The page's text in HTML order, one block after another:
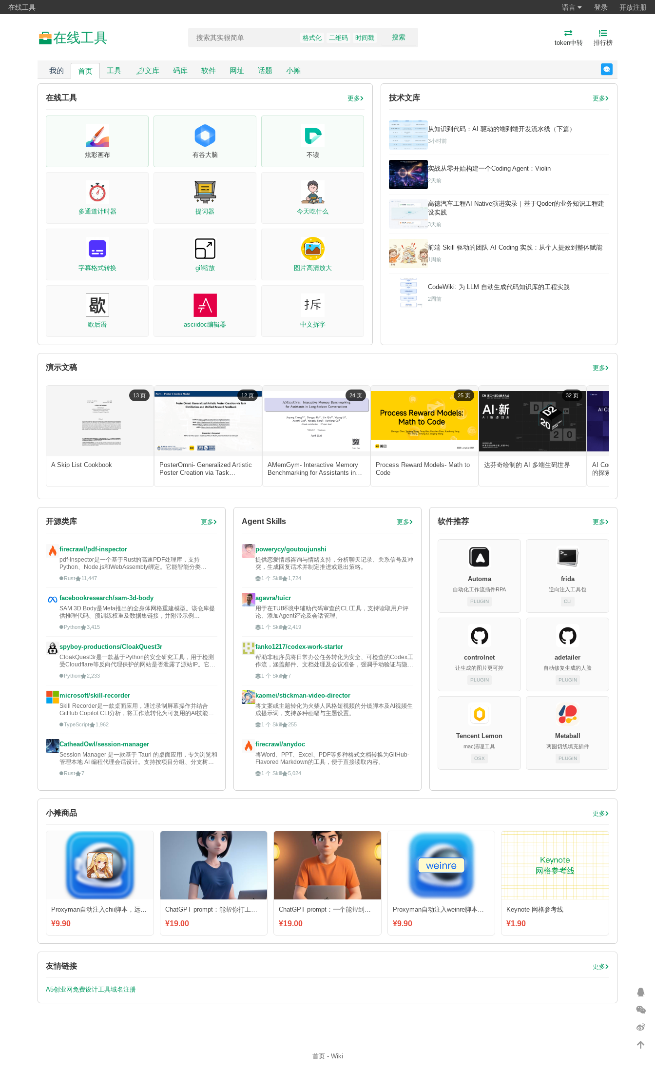
在线工具 语言 登录 开放注册
在线工具 搜索
格式化 二维码 时间戳
token中转 排行榜
我的 首页 工具 文库 码库 软件 网址 话题 小摊
在线工具 更多
炫彩画布 有谷大脑 不读
多通道计时器 提词器 今天吃什么
字幕格式转换 gif缩放 图片高清放大
歇后语 asciidoc编辑器 中文拆字
技术文库 更多
从知识到代码：AI 驱动的端到端开发流水线（下篇）
3小时前
实战从零开始构建一个Coding Agent：Violin
2天前
高德汽车工程AI Native演进实录｜基于Qoder的业务知识工程建
设实践
3天前
前端 Skill 驱动的团队 AI Coding 实践：从个人提效到整体赋能
1周前
CodeWiki: 为 LLM 自动生成代码知识库的工程实践
2周前
演示文稿 更多
13 页
A Skip List Cookbook
12 页
PosterOmni- Generalized Artistic
Poster Creation via Task
Feedback
24 页
AMemGym- Interactive Memory
Benchmarking for Assistants in
25 页
Process Reward Models- Math to
Code
32 页
达芬奇绘制的 AI 多端生码世界
AI Coding 在蚂蚁保
的探索
开源类库 更多
firecrawl/pdf-inspector
pdf-inspector是一个基于Rust的高速PDF处理库，支持
Python、Node.js和WebAssembly绑定。它能智能分类
PDF（文本/扫描），进行位置感知的文本提取并转换为
Markdown，无需OCR即可快速处理，适用于需要高效本地解
Rust 11,447
facebookresearch/sam-3d-body
SAM 3D Body是Meta推出的全身体网格重建模型。该仓库提
供推理代码、预训练权重及数据集链接，并附带示例
Notebook，帮助用户实现鲁棒的3D人体姿态与网格恢复，适
用于计算机视觉研究与应用开发。
Python 3,415
spyboy-productions/CloakQuest3r
CloakQuest3r是一款基于Python的安全研究工具，用于检测
受Cloudflare等反向代理保护的网站是否泄露了源站IP。它通
过分析流量或配置帮助安全研究人员识别潜在的攻击面，适用
于渗透测试和资产发现场景。
Python 2,233
microsoft/skill-recorder
Skill Recorder是一款桌面应用，通过录制屏幕操作并结合
GitHub Copilot CLI分析，将工作流转化为可复用的AI技能或
自动化脚本。它支持生成SKILL.md或定时任务，帮助开发者
快速构建Microsoft Scout等平台的Agent能力，提升工作效
TypeScript 1,962
CatheadOwl/session-manager
Session Manager 是一款基于 Tauri 的桌面应用，专为浏览和
管理本地 AI 编程代理会话设计。支持按项目分组、分支树视
图、全文搜索及消息内检索，帮助用户高效整理和清理对话日
志。
Rust 7
Agent Skills 更多
powerycy/goutoujunshi
提供恋爱情感咨询与情绪支持，分析聊天记录、关系信号及冲
突，生成回复话术并制定推进或退出策略。
1 个 Skill 1,724
agavra/tuicr
用于在TUI环境中辅助代码审查的CLI工具，支持读取用户评
论、添加Agent评论及会话管理。
1 个 Skill 2,419
fanko1217/codex-work-starter
帮助非程序员将日常办公任务转化为安全、可检查的Codex工
作流，涵盖邮件、文档处理及会议准备，强调手动验证与隐私
保护。
1 个 Skill 7
kaomei/stickman-video-director
将文案或主题转化为火柴人风格短视频的分镜脚本及AI视频生
成提示词，支持多种画幅与主题设置。
1 个 Skill 255
firecrawl/anydoc
将Word、PPT、Excel、PDF等多种格式文档转换为GitHub-
Flavored Markdown的工具，便于直接读取内容。
1 个 Skill 5,024
软件推荐 更多
Automa
自动化工作流插件RPA
PLUGIN
frida
逆向注入工具包
CLI
controlnet
让生成的图片更可控
PLUGIN
adetailer
自动修复生成的人脸
PLUGIN
Tencent Lemon
mac清理工具
OSX
Metaball
两圆切线填充插件
PLUGIN
小摊商品 更多
Proxyman自动注入chii脚本，远程调试 h5 页面
¥9.90
ChatGPT prompt：能帮你打工的资深vue3前端工程师
¥19.00
ChatGPT prompt：一个能帮到你的资深MySQL8 DBA
¥19.00
Proxyman自动注入weinre脚本，远程调试 h5 页面
¥9.90
Keynote 网格参考线
¥1.90
友情链接 更多
A5创业网免费设计工具域名注册
首页- Wiki